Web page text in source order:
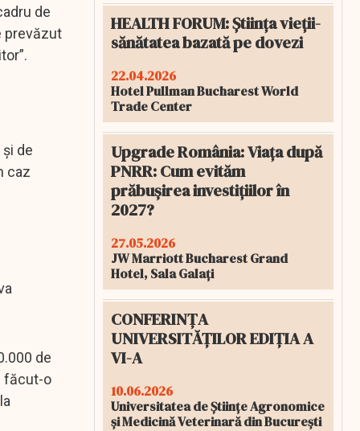
de
prevăzut
de
caz
de
făcut-o
HEALTH FORUM: Știința vieții-
sănătatea bazată pe dovezi
22.04.2026
Hotel Pullman Bucharest World
Trade Center
Upgrade România: Viața după
PNRR: Cum evităm
prăbușirea investițiilor în
2027?
27.05.2026
JW Marriott Bucharest Grand
Hotel, Sala Galați
CONFERINȚA
UNIVERSITĂȚILOR EDIȚIA A
VI-A
10.06.2026
Universitatea de Științe Agronomice
și Medicină Veterinară din București